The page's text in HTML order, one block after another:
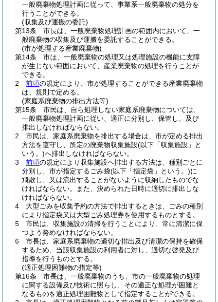
一般廃棄物処理計画に従って、事業系一般廃棄物の処分を
行うことができる。
(収集及び運搬の委託)
第13条
市長は、一般廃棄物処理計画の範囲内において、一
般廃棄物の収集及び運搬を委託することができる。
(市が処理する産業廃棄物)
第14条
市は、一般廃棄物の処理又は処理施設の機能に支障
が生じない範囲において、産業廃棄物の処理を行うことが
できる。
2
前項の規定により、市が処理することができる産業廃棄物
は、規則で定める。
(家庭系廃棄物の排出方法等)
第15条
市民は、自ら処理しない家庭系廃棄物については、
一般廃棄物処理計画に従い、適正に分別し、保管し、及び
排出しなければならない。
2
市民は、家庭系廃棄物を排出する場合は、市が定める排出
方法を遵守し、所定の廃棄物収集施設(以下「収集施設」と
いう。)へ排出しなければならない。
3
前項の規定により収集施設へ排出する方法は、種別ごとに
分別し、市が指定するごみ袋(以下「指定袋」という。)に
飛散し、又は流出することがないように収納したものでな
ければならない。
また、決められた日時に適切に排出しな
ければならない。
4
大型ごみを収集予約の方法で排出するときは、ごみの種別
により指定袋又は大型ごみ処理券を使用するものとする。
5
市民は、収集施設の清掃を行うことにより、常に清潔に保
つよう努めなければならない。
6
市長は、家庭系廃棄物の適切な排出及び清潔の保持を確保
するため、当該収集施設の利用者に対し、適切な啓発及び
指導を行うものとする。
(適正処理困難物の指定等)
第16条
市長は、一般廃棄物のうち、市の一般廃棄物の処理
に関する設備及び技術に照らし、その適正な処理が困難と
なるものを適正処理困難物として指定することができる。